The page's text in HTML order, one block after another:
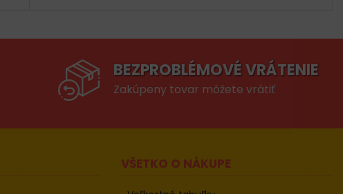
BEZPROBLÉMOVÉ VRÁTENIE
Zakúpeny tovar môžete vrátiť
VŠETKO O NÁKUPE